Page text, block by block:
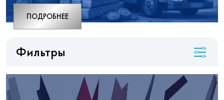
ПОДРОБНЕЕ
Фильтры